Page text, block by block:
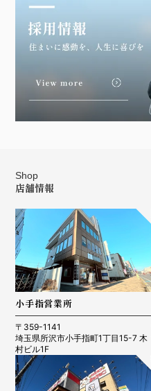
Shop
店舗情報
小手指営業所
〒359-1141
埼玉県所沢市小手指町1丁目15-7 木
村ビル1F